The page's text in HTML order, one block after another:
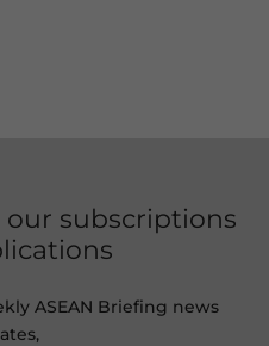
our subscriptions
ASEAN Briefing news